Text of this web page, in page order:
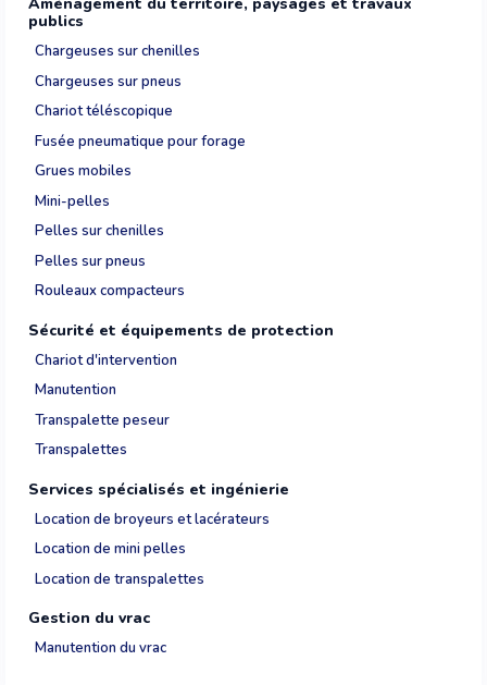
Aménagement du territoire, paysages et travaux
publics
Chargeuses sur chenilles
Chargeuses sur pneus
Chariot téléscopique
Fusée pneumatique pour forage
Grues mobiles
Mini-pelles
Pelles sur chenilles
Pelles sur pneus
Rouleaux compacteurs
Sécurité et équipements de protection
Chariot d'intervention
Manutention
Transpalette peseur
Transpalettes
Services spécialisés et ingénierie
Location de broyeurs et lacérateurs
Location de mini pelles
Location de transpalettes
Gestion du vrac
Manutention du vrac